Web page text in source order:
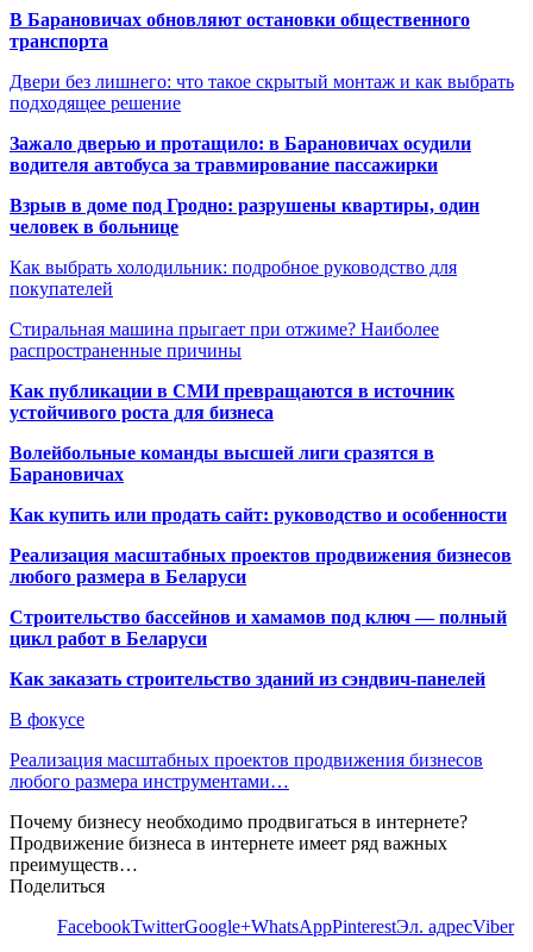
В Барановичах обновляют остановки общественного
транспорта
Двери без лишнего: что такое скрытый монтаж и как выбрать
подходящее решение
Зажало дверью и протащило: в Барановичах осудили
водителя автобуса за травмирование пассажирки
Взрыв в доме под Гродно: разрушены квартиры, один
человек в больнице
Как выбрать холодильник: подробное руководство для
покупателей
Стиральная машина прыгает при отжиме? Наиболее
распространенные причины
Как публикации в СМИ превращаются в источник
устойчивого роста для бизнеса
Волейбольные команды высшей лиги сразятся в
Барановичах
Как купить или продать сайт: руководство и особенности
Реализация масштабных проектов продвижения бизнесов
любого размера в Беларуси
Строительство бассейнов и хамамов под ключ — полный
цикл работ в Беларуси
Как заказать строительство зданий из сэндвич-панелей
В фокусе
Реализация масштабных проектов продвижения бизнесов
любого размера инструментами…
Почему бизнесу необходимо продвигаться в интернете?
Продвижение бизнеса в интернете имеет ряд важных
преимуществ…
Поделиться
FacebookTwitterGoogle+WhatsAppPinterestЭл. адресViber